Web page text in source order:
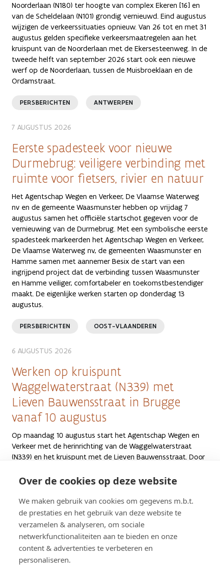
Over de cookies op deze website
We maken gebruik van cookies om gegevens m.b.t.
de prestaties en het gebruik van deze website te
verzamelen & analyseren, om sociale
netwerkfunctionaliteiten aan te bieden en onze
content & advertenties te verbeteren en
personaliseren.
Noorderlaan (N180) ter hoogte van complex Ekeren [16] en
van de Scheldelaan (N101) grondig vernieuwd. Eind augustus
wijzigen de verkeerssituaties opnieuw. Van 26 tot en met 31
augustus gelden specifieke verkeersmaatregelen aan het
kruispunt van de Noorderlaan met de Ekersesteenweg. In de
tweede helft van september 2026 start ook een nieuwe
werf op de Noorderlaan, tussen de Muisbroeklaan en de
Ordamstraat.
PERSBERICHTEN ANTWERPEN
7 AUGUSTUS 2026
Eerste spadesteek voor nieuwe
Durmebrug: veiligere verbinding met
ruimte voor fietsers, rivier en natuur
Het Agentschap Wegen en Verkeer, De Vlaamse Waterweg
nv en de gemeente Waasmunster hebben op vrijdag 7
augustus samen het officiële startschot gegeven voor de
vernieuwing van de Durmebrug. Met een symbolische eerste
spadesteek markeerden het Agentschap Wegen en Verkeer,
De Vlaamse Waterweg nv, de gemeenten Waasmunster en
Hamme samen met aannemer Besix de start van een
ingrijpend project dat de verbinding tussen Waasmunster
en Hamme veiliger, comfortabeler en toekomstbestendiger
maakt. De eigenlijke werken starten op donderdag 13
augustus.
PERSBERICHTEN OOST-VLAANDEREN
6 AUGUSTUS 2026
Werken op kruispunt
Waggelwaterstraat (N339) met
Lieven Bauwensstraat in Brugge
vanaf 10 augustus
Op maandag 10 augustus start het Agentschap Wegen en
Verkeer met de herinrichting van de Waggelwaterstraat
(N339) en het kruispunt met de Lieven Bauwensstraat. Door
te leggen, verbetert de veiligheid voor alle weggebruikers.
Tot eind september verandert de verkeerssituatie ter
hoogte van het kruispunt en wordt er hinder verwacht. Als
alles vlot loopt, duren de werken tot eind november 2026.
PERSBERICHTEN WEST-VLAANDEREN